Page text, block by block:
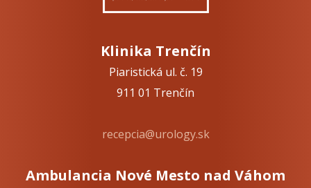
Klinika Trenčín
Piaristická ul. č. 19
911 01 Trenčín
recepcia@urology.sk
Ambulancia Nové Mesto nad Váhom